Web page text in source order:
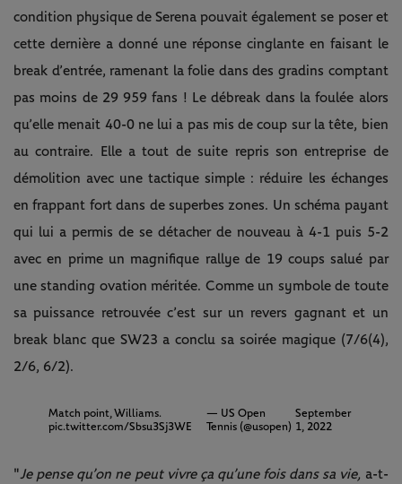
condition physique de Serena pouvait également se poser et
cette dernière a donné une réponse cinglante en faisant le
break d’entrée, ramenant la folie dans des gradins comptant
pas moins de 29 959 fans ! Le débreak dans la foulée alors
qu’elle menait 40-0 ne lui a pas mis de coup sur la tête, bien
au contraire. Elle a tout de suite repris son entreprise de
démolition avec une tactique simple : réduire les échanges
en frappant fort dans de superbes zones. Un schéma payant
qui lui a permis de se détacher de nouveau à 4-1 puis 5-2
avec en prime un magnifique rallye de 19 coups salué par
une standing ovation méritée. Comme un symbole de toute
sa puissance retrouvée c’est sur un revers gagnant et un
break blanc que SW23 a conclu sa soirée magique (7/6(4),
2/6, 6/2).
Match point, Williams.
pic.twitter.com/Sbsu3Sj3WE
— US Open
Tennis (@usopen)
September
1, 2022
"Je pense qu’on ne peut vivre ça qu’une fois dans sa vie, a-t-